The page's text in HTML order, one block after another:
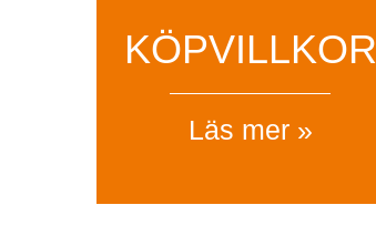
KÖPVILLKOR
Läs mer »